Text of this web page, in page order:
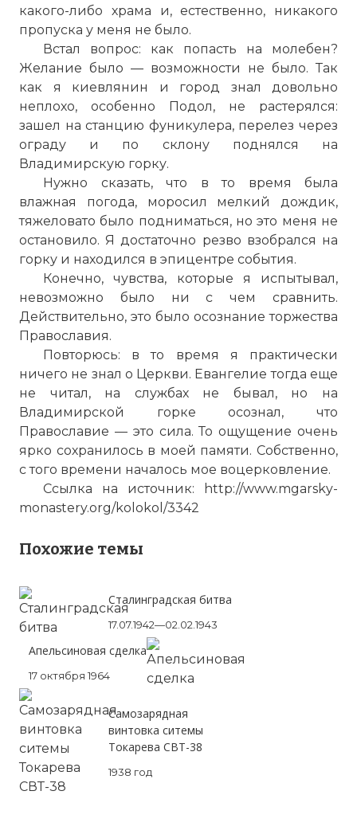
какого-либо храма и, естественно, никакого
пропуска у меня не было.
Встал вопрос: как попасть на молебен?
Желание было — возможности не было. Так
как я киевлянин и город знал довольно
неплохо, особенно Подол, не растерялся:
зашел на станцию фуникулера, перелез через
ограду и по склону поднялся на
Владимирскую горку.
Нужно сказать, что в то время была
влажная погода, моросил мелкий дождик,
тяжеловато было подниматься, но это меня не
остановило. Я достаточно резво взобрался на
горку и находился в эпицентре события.
Конечно, чувства, которые я испытывал,
невозможно было ни с чем сравнить.
Действительно, это было осознание торжества
Православия.
Повторюсь: в то время я практически
ничего не знал о Церкви. Евангелие тогда еще
не читал, на службах не бывал, но на
Владимирской горке осознал, что
Православие — это сила. То ощущение очень
ярко сохранилось в моей памяти. Собственно,
с того времени началось мое воцерковление.
Ссылка на источник: http://www.mgarsky-
monastery.org/kolokol/3342
Похожие темы
Сталинградская битва
17.07.1942—02.02.1943
Апельсиновая сделка
17 октября 1964
Самозарядная
винтовка ситемы
Токарева СВТ-38
1938 год